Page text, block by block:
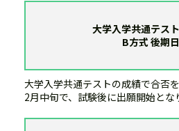
大学入学共通テス
B方式 後期
大学入学共通テストの成績で合否
2月中旬で、試験後に出願開始とな